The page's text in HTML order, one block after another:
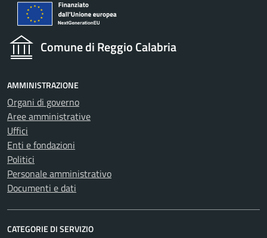
Comune di Reggio Calabria
AMMINISTRAZIONE
Organi di governo
Aree amministrative
Uffici
Enti e fondazioni
Politici
Personale amministrativo
Documenti e dati
CATEGORIE DI SERVIZIO